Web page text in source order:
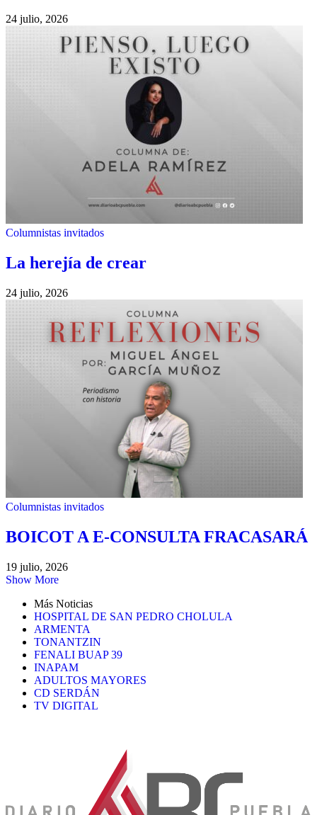
24 julio, 2026
Columnistas invitados
La herejía de crear
24 julio, 2026
Columnistas invitados
BOICOT A E-CONSULTA FRACASARÁ
19 julio, 2026
Show More
Más Noticias
HOSPITAL DE SAN PEDRO CHOLULA
ARMENTA
TONANTZIN
FENALI BUAP 39
INAPAM
ADULTOS MAYORES
CD SERDÁN
TV DIGITAL